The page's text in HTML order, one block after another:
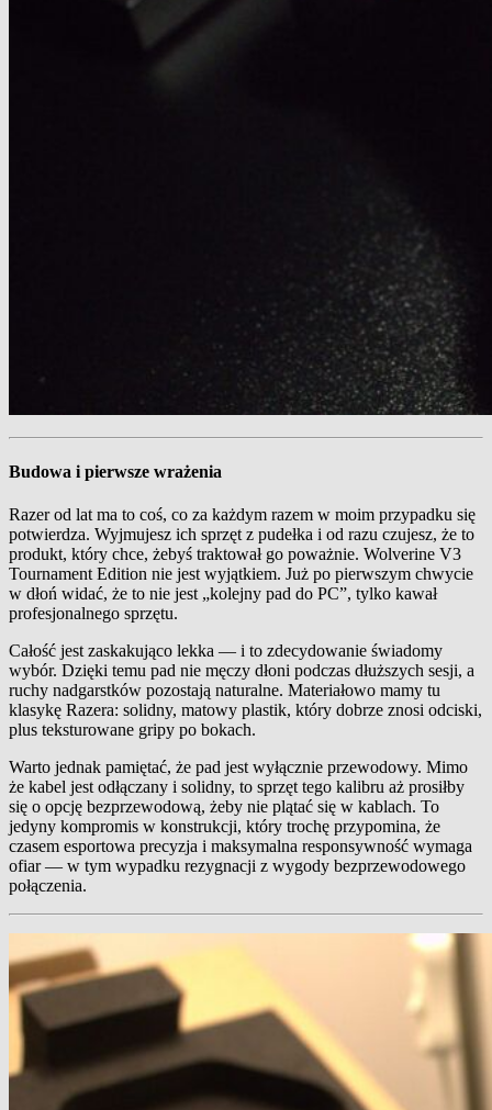
Budowa i pierwsze wrażenia
Razer od lat ma to coś, co za każdym razem w moim przypadku się
potwierdza. Wyjmujesz ich sprzęt z pudełka i od razu czujesz, że to
produkt, który chce, żebyś traktował go poważnie. Wolverine V3
Tournament Edition nie jest wyjątkiem. Już po pierwszym chwycie
w dłoń widać, że to nie jest „kolejny pad do PC”, tylko kawał
profesjonalnego sprzętu.
Całość jest zaskakująco lekka — i to zdecydowanie świadomy
wybór. Dzięki temu pad nie męczy dłoni podczas dłuższych sesji, a
ruchy nadgarstków pozostają naturalne. Materiałowo mamy tu
klasykę Razera: solidny, matowy plastik, który dobrze znosi odciski,
plus teksturowane gripy po bokach.
Warto jednak pamiętać, że pad jest wyłącznie przewodowy. Mimo
że kabel jest odłączany i solidny, to sprzęt tego kalibru aż prosiłby
się o opcję bezprzewodową, żeby nie plątać się w kablach. To
jedyny kompromis w konstrukcji, który trochę przypomina, że
czasem esportowa precyzja i maksymalna responsywność wymaga
ofiar — w tym wypadku rezygnacji z wygody bezprzewodowego
połączenia.